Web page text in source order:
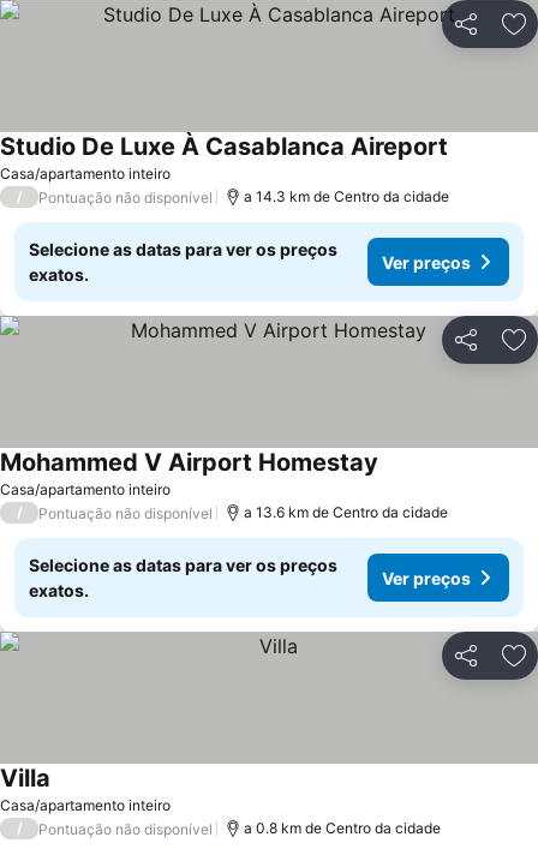
Partilhar
Casa/apartamento inteiro
Studio De Luxe À Casablanca Aireport
/ Pontuação não disponível a 14.3 km de Centro da cidade
Selecione as datas para ver os preços
exatos.
Ver preços
Partilhar
Casa/apartamento inteiro
Mohammed V Airport Homestay
/ Pontuação não disponível a 13.6 km de Centro da cidade
Selecione as datas para ver os preços
exatos.
Ver preços
Partilhar
Casa/apartamento inteiro
Villa
/ Pontuação não disponível a 0.8 km de Centro da cidade